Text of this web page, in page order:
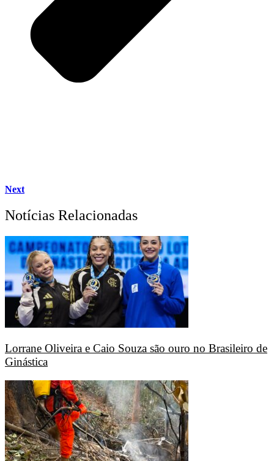
Next
Notícias Relacionadas
Lorrane Oliveira e Caio Souza são ouro no Brasileiro de
Ginástica